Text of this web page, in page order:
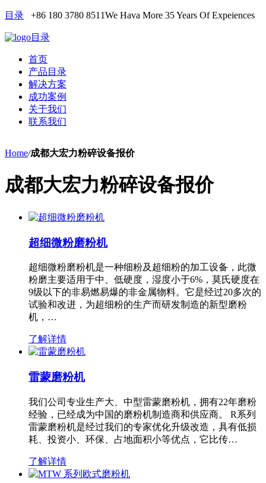
目录 +86 180 3780 8511We Hava More 35 Years Of Expeiences
目录
首页
产品目录
解决方案
成功案例
关于我们
联系我们
Home/成都大宏力粉碎设备报价
成都大宏力粉碎设备报价
超细微粉磨粉机
超细微粉磨粉机是一种细粉及超细粉的加工设备，此微
粉磨主要适用于中、低硬度，湿度小于6%，莫氏硬度在
9级以下的非易燃易爆的非金属物料。它是经过20多次的
试验和改进，为超细粉的生产而研发制造的新型磨粉
机，…
了解详情
雷蒙磨粉机
我们公司专业生产大、中型雷蒙磨粉机，拥有22年磨粉
经验，已经成为中国的磨粉机制造商和供应商。 R系列
雷蒙磨粉机是经过我们的专家优化升级改造，具有低损
耗、投资小、环保、占地面积小等优点，它比传…
了解详情